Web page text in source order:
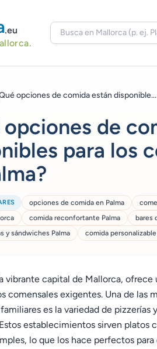
.eu
opciones de comida están disponible...
opciones de
para los
opciones de comida en Palma
comida reconfortante Palma bares
y sándwiches Palma
comida personalizable
vibrante capital de Mallorca,
comensales exigentes. Una de las
es la variedad de
establecimientos sirven platos
lo que los hace perfectos